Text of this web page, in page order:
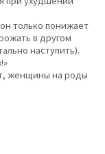
только понижает
в другом
наступить).
женщины на роды